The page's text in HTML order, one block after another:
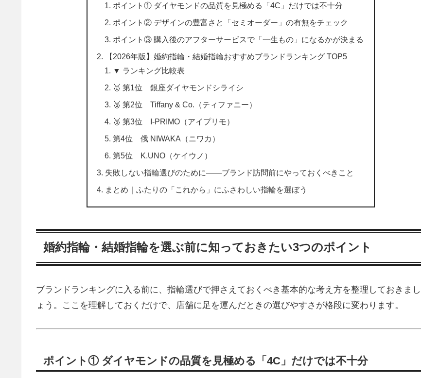
ポイント① ダイヤモンドの品質を見極める「4C」だけでは不十分
ポイント② デザインの豊富さと「セミオーダー」の有無をチェック
ポイント③ 購入後のアフターサービスで「一生もの」になるかが決まる
【2026年版】婚約指輪・結婚指輪おすすめブランドランキング TOP5
▼ ランキング比較表
🥇 第1位 銀座ダイヤモンドシライシ
🥈 第2位 Tiffany & Co.（ティファニー）
🥉 第3位 I-PRIMO（アイプリモ）
第4位 俄 NIWAKA（ニワカ）
第5位 K.UNO（ケイウノ）
失敗しない指輪選びのために——ブランド訪問前にやっておくべきこと
まとめ｜ふたりの「これから」にふさわしい指輪を選ぼう
婚約指輪・結婚指輪を選ぶ前に知っておきたい3つのポイント
ブランドランキングに入る前に、指輪選びで押さえておくべき基本的な考え方を整理しておきまし
ょう。ここを理解しておくだけで、店舗に足を運んだときの選びやすさが格段に変わります。
ポイント① ダイヤモンドの品質を見極める「4C」だけでは不十分